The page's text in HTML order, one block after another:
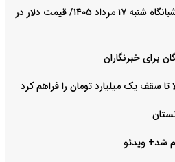
آخرین قیمت دلار، طلا و سکه؛ شبانگاه شنبه ۱۷ مرداد ۱۴۰۵/ قیمت دلار در
سقف یک میلیارد تومان را فراهم کرد
شد+ ویدئو